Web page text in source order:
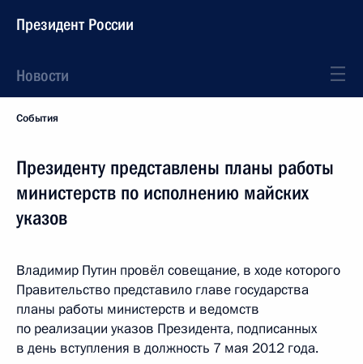
Президент России
Новости
События
Президенту представлены планы работы
министерств по исполнению майских
указов
Владимир Путин провёл совещание, в ходе которого
Правительство представило главе государства
планы работы министерств и ведомств
по реализации указов Президента, подписанных
в день вступления в должность 7 мая 2012 года.